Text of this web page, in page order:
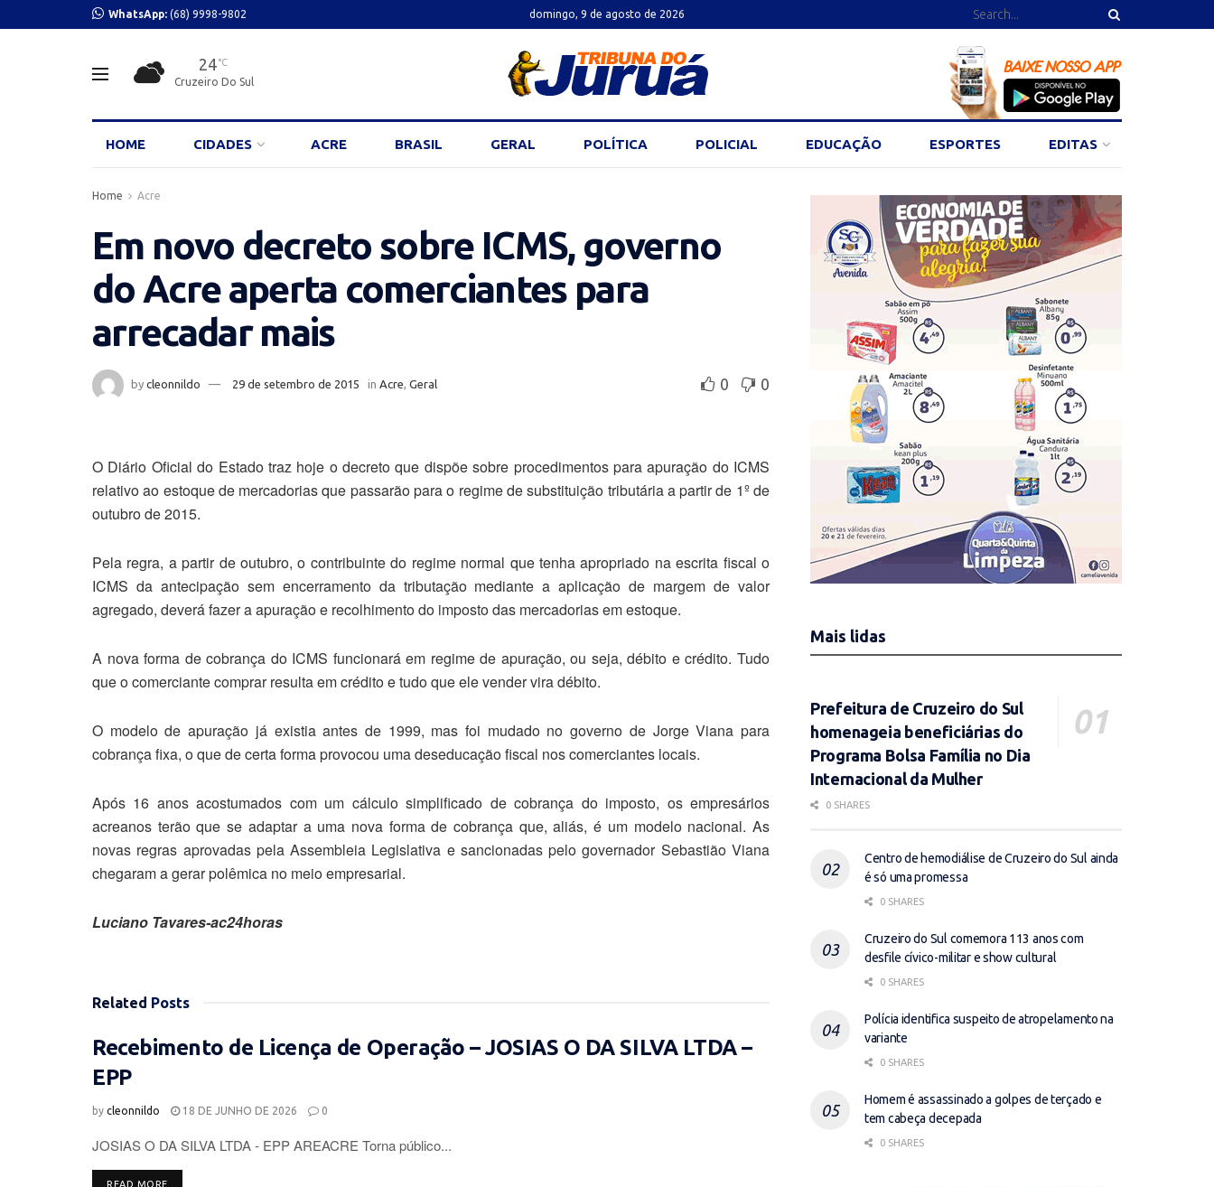
WhatsApp: (68) 9998-9802 domingo, 9 de agosto de 2026
24 °C
Cruzeiro Do Sul
HOME CIDADES ACRE BRASIL GERAL POLÍTICA POLICIAL EDUCAÇÃO ESPORTES EDITAS
Home Acre
Em novo decreto sobre ICMS, governo
do Acre aperta comerciantes para
arrecadar mais
by cleonnildo 29 de setembro de 2015 in Acre Geral 0 0
O Diário Oficial do Estado traz hoje o decreto que dispõe sobre procedimentos para apuração do ICMS
relativo ao estoque de mercadorias que passarão para o regime de substituição tributária a partir de 1º de
outubro de 2015.
Pela regra, a partir de outubro, o contribuinte do regime normal que tenha apropriado na escrita fiscal o
ICMS da antecipação sem encerramento da tributação mediante a aplicação de margem de valor
agregado, deverá fazer a apuração e recolhimento do imposto das mercadorias em estoque.
A nova forma de cobrança do ICMS funcionará em regime de apuração, ou seja, débito e crédito. Tudo
que o comerciante comprar resulta em crédito e tudo que ele vender vira débito.
O modelo de apuração já existia antes de 1999, mas foi mudado no governo de Jorge Viana para
cobrança fixa, o que de certa forma provocou uma deseducação fiscal nos comerciantes locais.
Após 16 anos acostumados com um cálculo simplificado de cobrança do imposto, os empresários
acreanos terão que se adaptar a uma nova forma de cobrança que, aliás, é um modelo nacional. As
novas regras aprovadas pela Assembleia Legislativa e sancionadas pelo governador Sebastião Viana
chegaram a gerar polêmica no meio empresarial.
Luciano Tavares-ac24horas
Related Posts
Recebimento de Licença de Operação – JOSIAS O DA SILVA LTDA –
EPP
by cleonnildo 18 DE JUNHO DE 2026 0
JOSIAS O DA SILVA LTDA - EPP AREACRE Torna público...
READ MOREDETAILS
Mais lidas
Prefeitura de Cruzeiro do Sul
homenageia beneficiárias do
Programa Bolsa Família no Dia
Internacional da Mulher
0 SHARES
Centro de hemodiálise de Cruzeiro do Sul ainda
é só uma promessa
0 SHARES
Cruzeiro do Sul comemora 113 anos com
desfile cívico-militar e show cultural
0 SHARES
Polícia identifica suspeito de atropelamento na
variante
0 SHARES
Homem é assassinado a golpes de terçado e
tem cabeça decepada
0 SHARES